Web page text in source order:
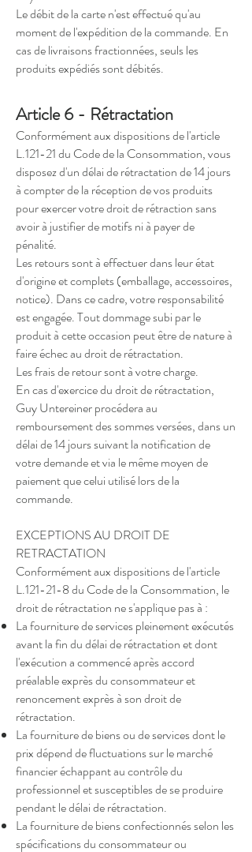
Le débit de la carte n'est effectué qu'au
moment de l'expédition de la commande. En
cas de livraisons fractionnées, seuls les
produits expédiés sont débités.
Article 6 - Rétractation
Conformément aux dispositions de l'article
L.121-21 du Code de la Consommation, vous
disposez d'un délai de rétractation de 14 jours
à compter de la réception de vos produits
pour exercer votre droit de rétraction sans
avoir à justifier de motifs ni à payer de
pénalité.
Les retours sont à effectuer dans leur état
d'origine et complets (emballage, accessoires,
notice). Dans ce cadre, votre responsabilité
est engagée. Tout dommage subi par le
produit à cette occasion peut être de nature à
faire échec au droit de rétractation.
Les frais de retour sont à votre charge.
En cas d'exercice du droit de rétractation,
Guy Untereiner procédera au
remboursement des sommes versées, dans un
délai de 14 jours suivant la notification de
votre demande et via le même moyen de
paiement que celui utilisé lors de la
commande.
EXCEPTIONS AU DROIT DE
RETRACTATION
Conformément aux dispositions de l'article
L.121-21-8 du Code de la Consommation, le
droit de rétractation ne s'applique pas à :
La fourniture de services pleinement exécutés
avant la fin du délai de rétractation et dont
l'exécution a commencé après accord
préalable exprès du consommateur et
renoncement exprès à son droit de
rétractation.
La fourniture de biens ou de services dont le
prix dépend de fluctuations sur le marché
financier échappant au contrôle du
professionnel et susceptibles de se produire
pendant le délai de rétractation.
La fourniture de biens confectionnés selon les
spécifications du consommateur ou